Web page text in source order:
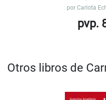
por Carlota
pvp.
Otros libros de